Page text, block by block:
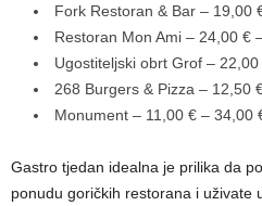
Fork Restoran & Bar – 19,00
Restoran Mon Ami – 24,00 €
Ugostiteljski obrt Grof –
268 Burgers & Pizza – 12,50
Monument – 11,00 € – 34,00
Gastro tjedan idealna je prilika da
ponudu goričkih restorana i uživate